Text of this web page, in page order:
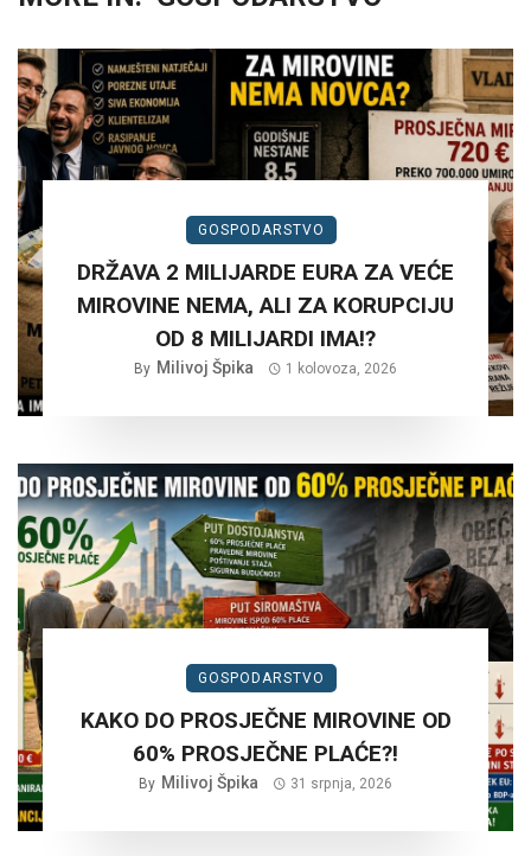
GOSPODARSTVO
DRŽAVA 2 MILIJARDE EURA ZA VEĆE
MIROVINE NEMA, ALI ZA KORUPCIJU
OD 8 MILIJARDI IMA!?
By Milivoj Špika 1 kolovoza, 2026
GOSPODARSTVO
KAKO DO PROSJEČNE MIROVINE OD
60% PROSJEČNE PLAĆE?!
By Milivoj Špika 31 srpnja, 2026